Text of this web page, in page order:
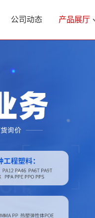
公司动态 产品展厅